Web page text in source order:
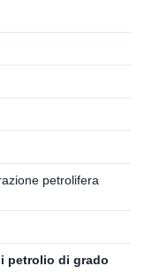
petrolifera
petrolio di grado